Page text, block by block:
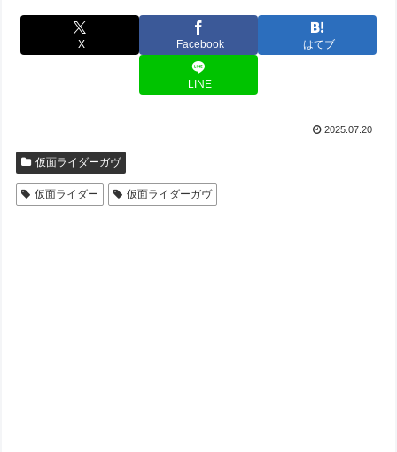
X Facebook はてブ
LINE
2025.07.20
仮面ライダーガヴ
仮面ライダー 仮面ライダーガヴ